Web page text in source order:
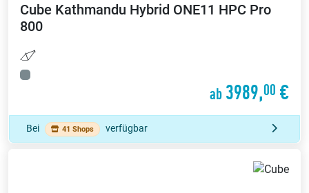
Cube Kathmandu Hybrid ONE11 HPC Pro
800
ab 3989,00 €
Bei 41 Shops verfügbar